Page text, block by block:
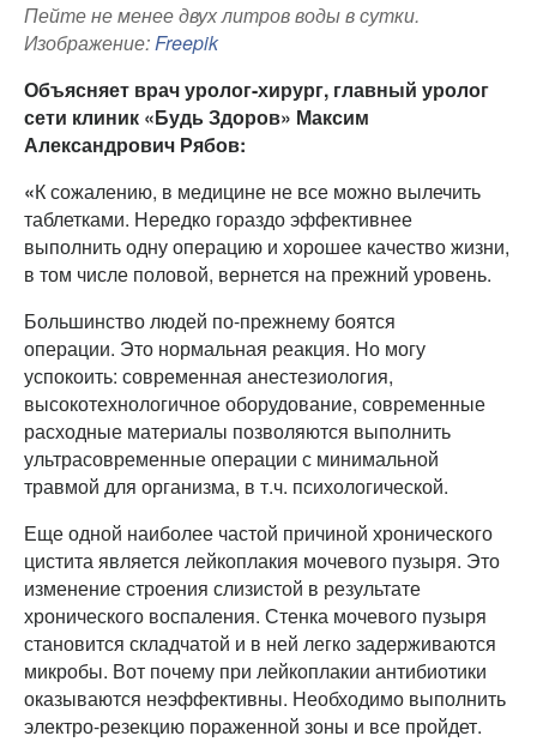
Пейте не менее двух литров воды в сутки.
Изображение:Freepik
Объясняет врач уролог-хирург, главный уролог
сети клиник «Будь Здоров» Максим
Александрович Рябов:
«К сожалению, в медицине не все можно вылечить
таблетками. Нередко гораздо эффективнее
выполнить одну операцию и хорошее качество жизни,
в том числе половой, вернется на прежний уровень.
Большинство людей по-прежнему боятся
операции. Это нормальная реакция. Но могу
успокоить: современная анестезиология,
высокотехнологичное оборудование, современные
расходные материалы позволяются выполнить
ультрасовременные операции с минимальной
травмой для организма, в т.ч. психологической.
Еще одной наиболее частой причиной хронического
цистита является лейкоплакия мочевого пузыря. Это
изменение строения слизистой в результате
хронического воспаления. Стенка мочевого пузыря
становится складчатой и в ней легко задерживаются
микробы. Вот почему при лейкоплакии антибиотики
оказываются неэффективны. Необходимо выполнить
электро-резекцию пораженной зоны и все пройдет.